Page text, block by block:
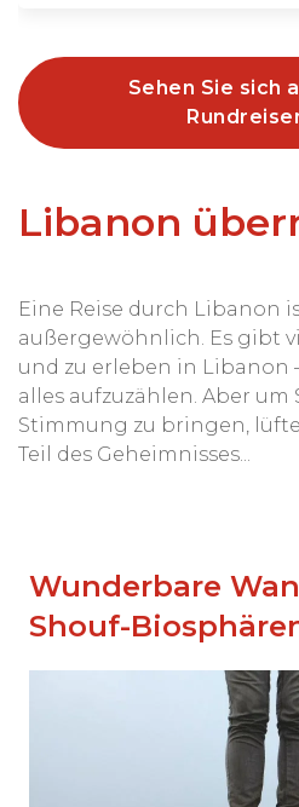
Sehen Sie sich
Libanon
Eine Reise durch Libanon
außergewöhnlich. Es gibt
und zu erleben in Libanon
alles aufzuzählen. Aber um
Stimmung zu bringen,
Teil des Geheimnisses...
Wunderbare
Shouf-